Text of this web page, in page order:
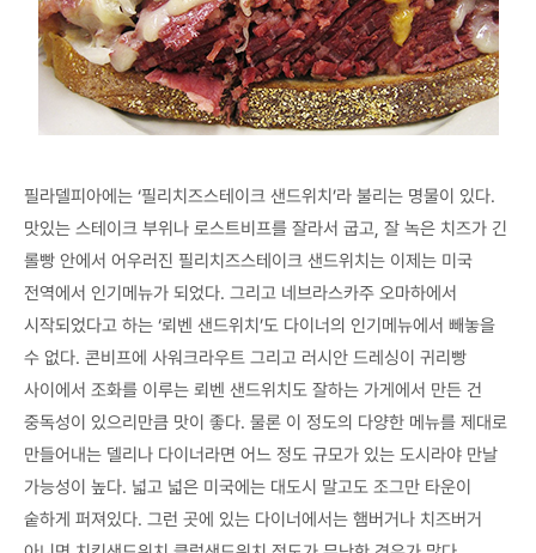
필라델피아에는 ‘필리치즈스테이크 샌드위치’라 불리는 명물이 있다.
맛있는 스테이크 부위나 로스트비프를 잘라서 굽고, 잘 녹은 치즈가 긴
롤빵 안에서 어우러진 필리치즈스테이크 샌드위치는 이제는 미국
전역에서 인기메뉴가 되었다. 그리고 네브라스카주 오마하에서
시작되었다고 하는 ‘뢰벤 샌드위치’도 다이너의 인기메뉴에서 빼놓을
수 없다. 콘비프에 사워크라우트 그리고 러시안 드레싱이 귀리빵
사이에서 조화를 이루는 뢰벤 샌드위치도 잘하는 가게에서 만든 건
중독성이 있으리만큼 맛이 좋다. 물론 이 정도의 다양한 메뉴를 제대로
만들어내는 델리나 다이너라면 어느 정도 규모가 있는 도시라야 만날
가능성이 높다. 넓고 넓은 미국에는 대도시 말고도 조그만 타운이
숱하게 퍼져있다. 그런 곳에 있는 다이너에서는 햄버거나 치즈버거